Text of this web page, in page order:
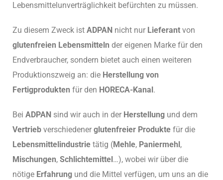
Lebensmittelunverträglichkeit befürchten zu müssen.
Zu diesem Zweck ist ADPAN nicht nur Lieferant von
glutenfreien Lebensmitteln der eigenen Marke für den
Endverbraucher, sondern bietet auch einen weiteren
Produktionszweig an: die Herstellung von
Fertigprodukten für den HORECA-Kanal.
Bei ADPAN sind wir auch in der Herstellung und dem
Vertrieb verschiedener glutenfreier Produkte für die
Lebensmittelindustrie tätig (Mehle, Paniermehl,
Mischungen, Schlichtemittel…), wobei wir über die
nötige Erfahrung und die Mittel verfügen, um uns an die